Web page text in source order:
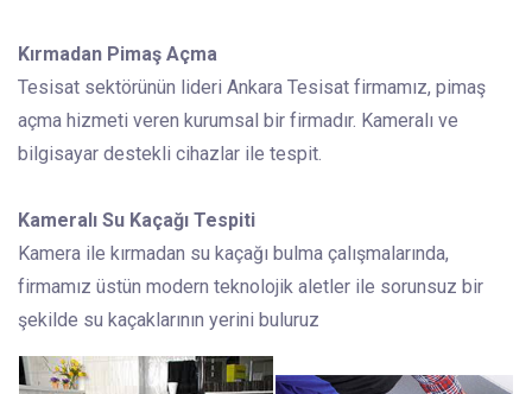
Kırmadan Pimaş Açma
Tesisat sektörünün lideri Ankara Tesisat firmamız, pimaş
açma hizmeti veren kurumsal bir firmadır. Kameralı ve
bilgisayar destekli cihazlar ile tespit.
Kameralı Su Kaçağı Tespiti
Kamera ile kırmadan su kaçağı bulma çalışmalarında,
firmamız üstün modern teknolojik aletler ile sorunsuz bir
şekilde su kaçaklarının yerini buluruz